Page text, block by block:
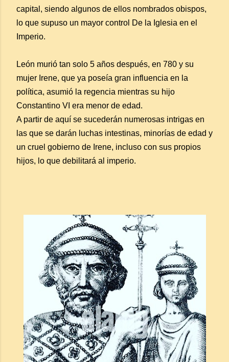
capital, siendo algunos de ellos nombrados obispos,
lo que supuso un mayor control De la Iglesia en el
Imperio.
León murió tan solo 5 años después, en 780 y su
mujer Irene, que ya poseía gran influencia en la
política, asumió la regencia mientras su hijo
Constantino VI era menor de edad.
A partir de aquí se sucederán numerosas intrigas en
las que se darán luchas intestinas, minorías de edad y
un cruel gobierno de Irene, incluso con sus propios
hijos, lo que debilitará al imperio.